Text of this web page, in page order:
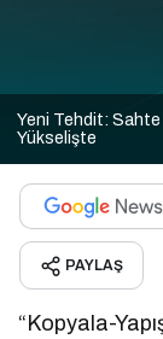
Yeni Tehdit: Sahte
Yükselişte
PAYLAŞ
“Kopyala-